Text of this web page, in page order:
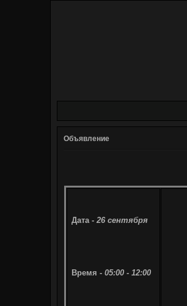
Объявление
Дата - 26 сентября
Время - 05:00 - 12:00